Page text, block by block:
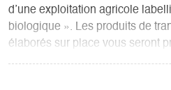
d’une exploitation agricole
biologique ». Les produits de
élaborés sur place vous seront
Des balades en autonomie à